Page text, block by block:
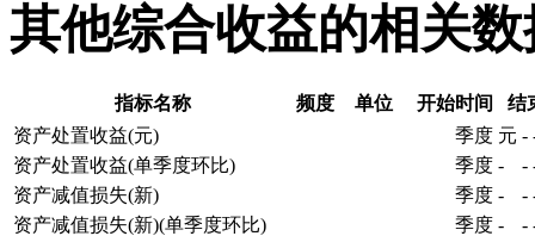
其他综合收益的相关
指标名称 频度 单位 开始时间
结
资产处置收益(元)
季度 元 -
资产处置收益(单季度环比)
季度 - -
资产减值损失(新)
季度 - -
资产减值损失(新)(单季度环比)
季度 - -